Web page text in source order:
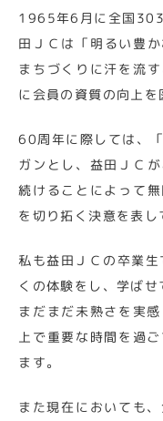
1965年6月に全国303
田ＪＣは「明るい豊
まちづくりに汗を流
に会員の資質の向上を
60周年に際しては、
ガンとし、益田ＪＣ
続けることによって
を切り拓く決意を表し
私も益田ＪＣの卒業
くの体験をし、学ばせ
まだまだ未熟さを実
上で重要な時間を過
ます。
また現在においても